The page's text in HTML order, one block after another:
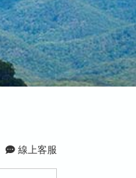
線上客服